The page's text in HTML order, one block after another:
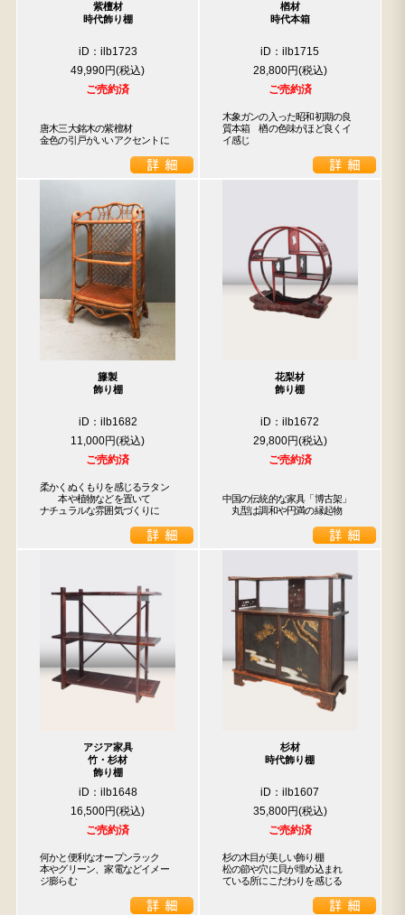
紫檀材
時代飾り棚
iD：ilb1723
49,990円
ご売約済
唐木三大銘木の紫檀材
金色の引戸がいいアクセントに
楢材
時代本箱
iD：ilb1715
28,800円
ご売約済
木象ガンの入った昭和初期の良
質本箱　楢の色味がほど良くイ
イ感じ
籐製
飾り棚
iD：ilb1682
11,000円
ご売約済
柔かくぬくもりを感じるラタン
本や植物などを置いて
ナチュラルな雰囲気づくりに
花梨材
飾り棚
iD：ilb1672
29,800円
ご売約済
中国の伝統的な家具「博古架」
丸型は調和や円満の縁起物
アジア家具
竹・杉材
飾り棚
iD：ilb1648
16,500円
ご売約済
何かと便利なオープンラック
本やグリーン、家電などイメー
ジ膨らむ
杉材
時代飾り棚
iD：ilb1607
35,800円
ご売約済
杉の木目が美しい飾り棚
松の節や穴に貝が埋め込まれ
ている所にこだわりを感じる